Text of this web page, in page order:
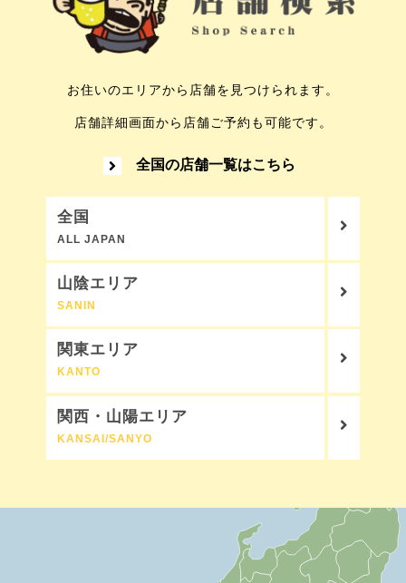
お住いのエリアから店舗を見つけられます。
店舗詳細画面から店舗ご予約も可能です。
全国の店舗一覧はこちら
全国
ALL JAPAN
山陰エリア
SANIN
関東エリア
KANTO
関西・山陽エリア
KANSAI/SANYO